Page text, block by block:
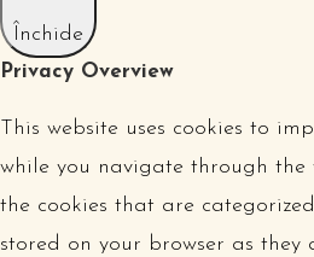
Închide
Privacy Overview
This website uses cookies to
while you navigate through the
the cookies that are
stored on your browser as they